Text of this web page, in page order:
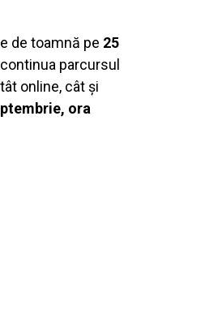
de toamnă pe 25
parcursul
online, cât și
ora